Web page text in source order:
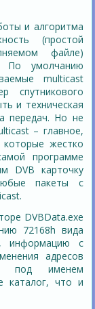
и алгоритма
(простой
файле)
По умолчанию
multicast
спутникового
и техническая
передач. Но не
– главное,
жестко
программе
DVB карточку
пакеты с
DVBData.exe
72168h вида
информацию с
адресов
под именем
каталог, что и